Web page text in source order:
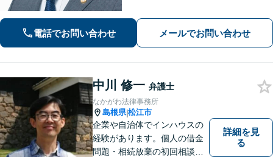
電話でお問い合わせ メールでお問い合わせ
中川 修一 弁護士
なかがわ法律事務所
島根県|松江市
企業や自治体でインハウスの
経験があります。個人の借金
問題・相続放棄の初回相談
詳細を見
る